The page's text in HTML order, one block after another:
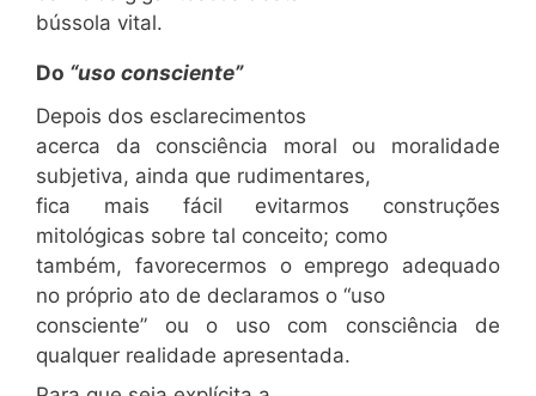
bússola vital.
Do “uso consciente”
Depois dos esclarecimentos
acerca da consciência moral ou moralidade
subjetiva, ainda que rudimentares,
fica mais fácil evitarmos construções
mitológicas sobre tal conceito; como
também, favorecermos o emprego adequado
no próprio ato de declaramos o “uso
consciente” ou o uso com consciência de
qualquer realidade apresentada.